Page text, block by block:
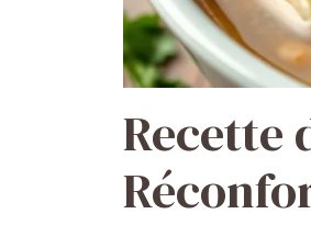
Recette